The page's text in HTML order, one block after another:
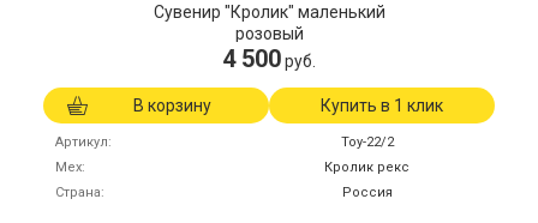
Сувенир "Кролик" маленький
розовый
4 500руб.
В корзину Купить в 1 клик
Артикул
Toy-22/2
Мех
Кролик рекс
Страна
Россия